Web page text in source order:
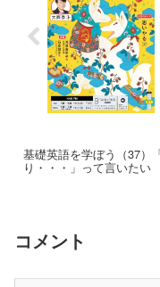
基礎英語を学ぼう（37）
り・・・」って言いたい
コメント